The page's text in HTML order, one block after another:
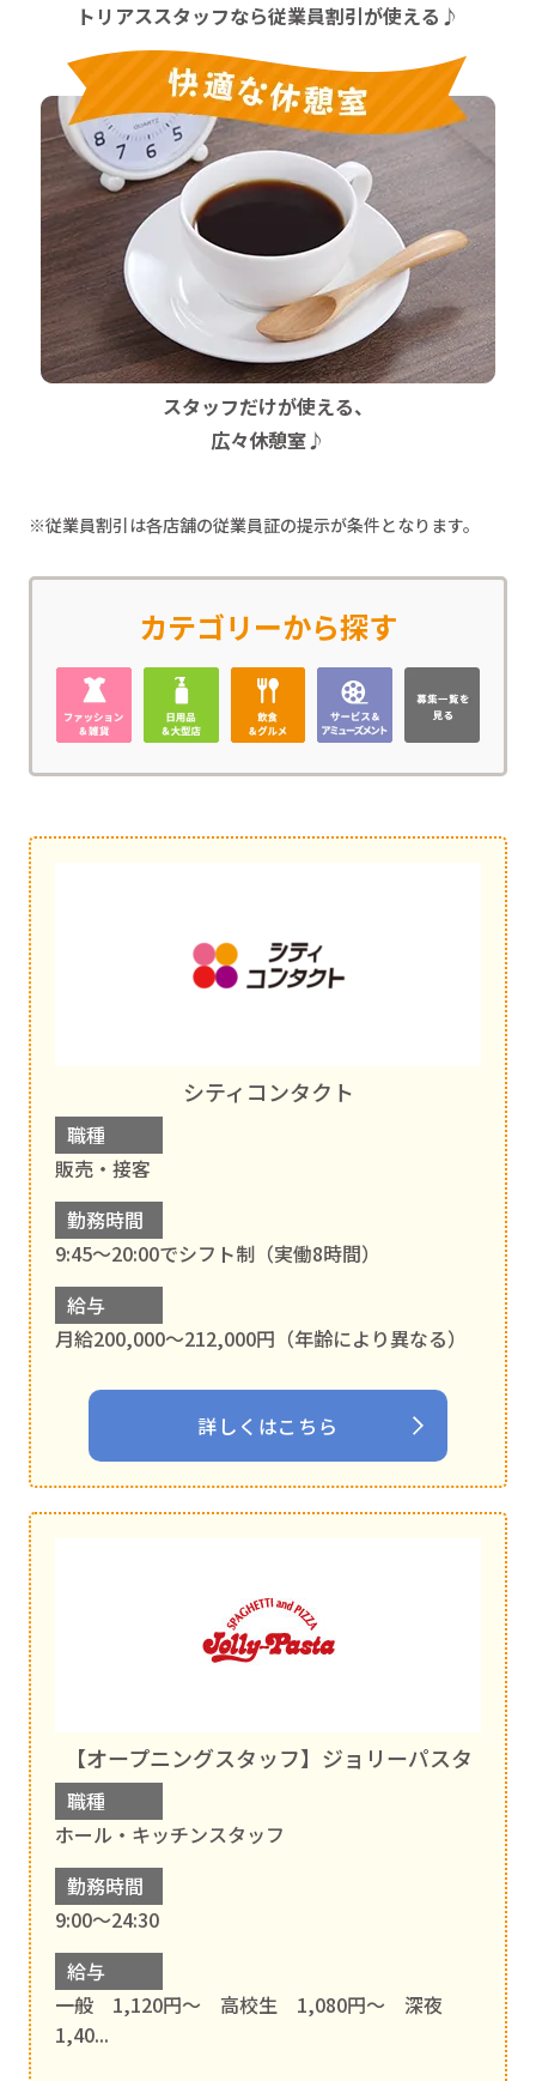
トリアススタッフなら従業員割引が使える♪
スタッフだけが使える、
広々休憩室♪
※従業員割引は各店舗の従業員証の提示が条件となります。
カテゴリーから探す
シティコンタクト
職種
販売・接客
勤務時間
9:45～20:00でシフト制（実働8時間）
給与
月給200,000～212,000円（年齢により異なる）
詳しくはこちら
【オープニングスタッフ】ジョリーパスタ
職種
ホール・キッチンスタッフ
勤務時間
9:00～24:30
給与
一般 1,120円～ 高校生 1,080円～ 深夜
1,40...